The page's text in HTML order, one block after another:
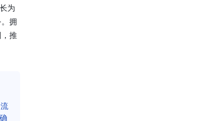
为
拥
推